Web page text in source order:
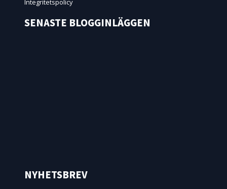
Integritetspolicy
SENASTE BLOGGINLÄGGEN
NYHETSBREV